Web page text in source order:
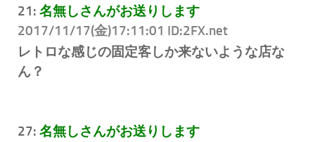
21: 名無しさんがお送りします
2017/11/17(金)17:11:01 ID:2FX.net
レトロな感じの固定客しか来ないような店な
ん？
27: 名無しさんがお送りします